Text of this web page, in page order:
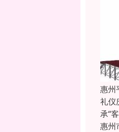
惠州
礼仪
承“
惠州